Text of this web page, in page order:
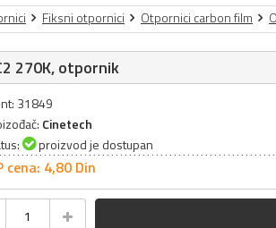
Fiksni otpornici Otpornici carbon film
270K, otpornik
31849
Cinetech
proizvod je dostupan
cena: 4,80 Din